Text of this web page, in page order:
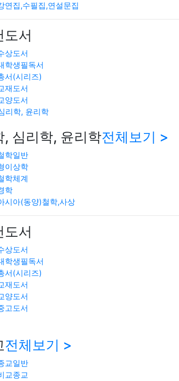
연집,수필집,연설문집
도서
상도서
학생필독서
서(시리즈)
재도서
양도서
리학, 윤리학
, 심리학, 윤리학전체보기 >
학일반
이상학
학체계
학
시아(동양)철학,사상
도서
상도서
학생필독서
서(시리즈)
재도서
양도서
고도서
전체보기 >
교일반
교종교